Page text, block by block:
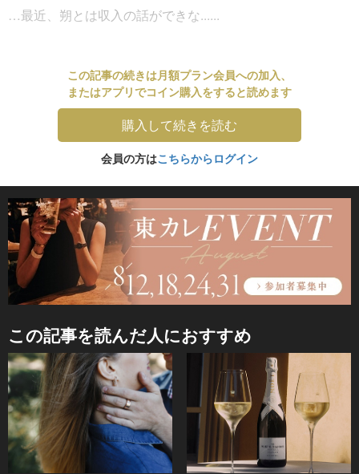
…最近、朔とは収入の話ができな......
この記事の続きは月額プラン会員への加入、
またはアプリでコイン購入をすると読めます
購入して続きを読む
会員の方はこちらからログイン
この記事を読んだ人におすすめ